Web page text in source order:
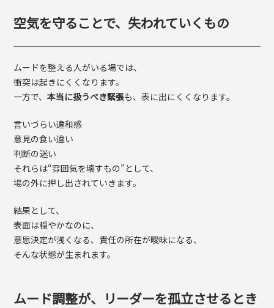
空気を守ることで、失われていくもの
ムードを整える人がいる場では、
衝突は起きにくくなります。
一方で、本当に扱うべき緊張も、表に出にくくなります。
言いづらい違和感
意見の食い違い
判断の迷い
それらは“雰囲気を壊すもの”として、
場の外に押し出されていきます。
結果として、
表面は穏やかなのに、
意思決定が浅くなる、責任の所在が曖昧になる、
そんな状態が生まれます。
ムード調整が、リーダーを孤立させるとき